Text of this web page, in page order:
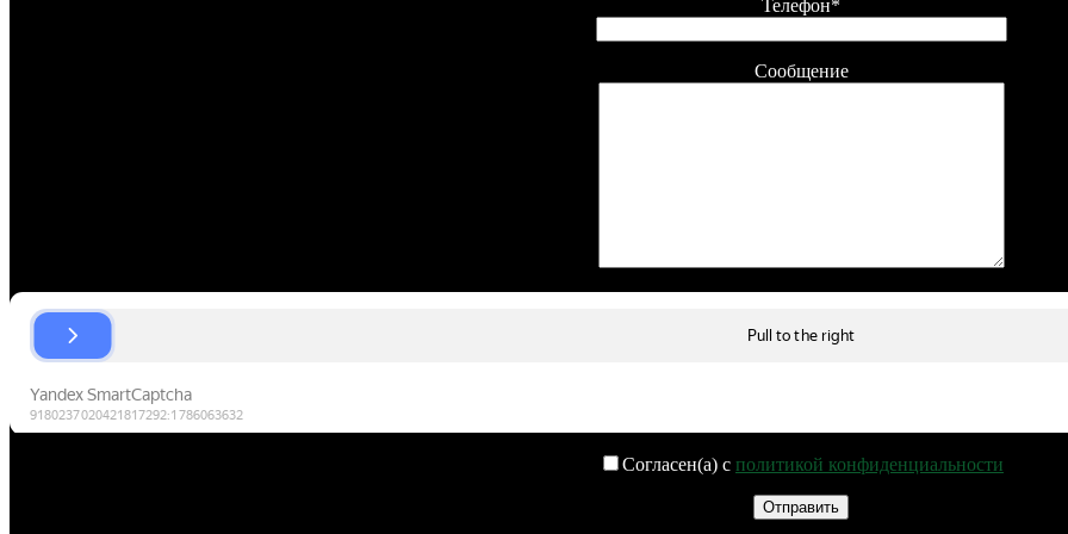
Телефон*
Сообщение
Согласен(а) с политикой конфиденциальности